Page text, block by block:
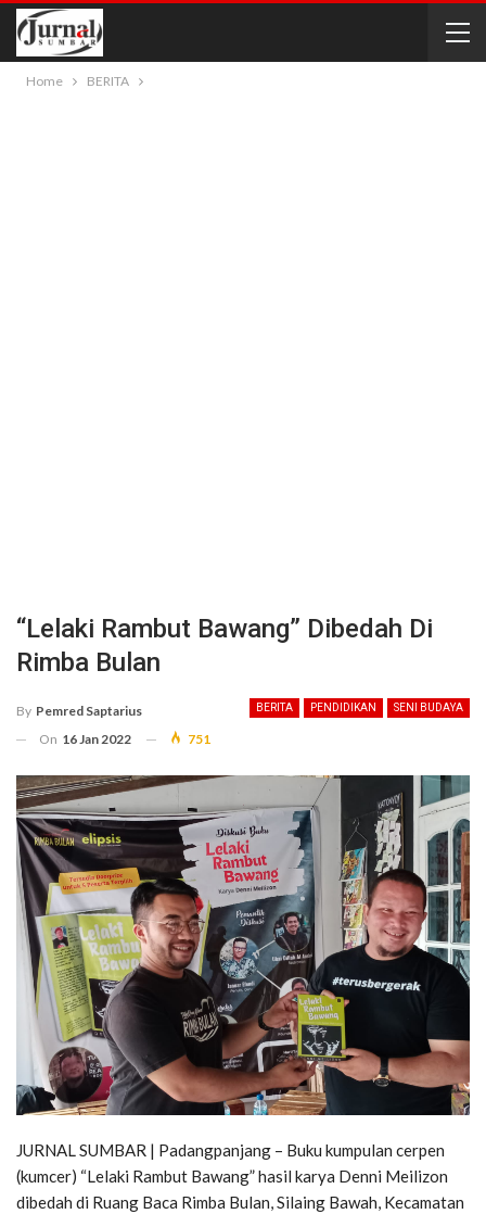
Home BERITA
“Lelaki Rambut Bawang” Dibedah Di
Rimba Bulan
BERITA PENDIDIKAN SENI BUDAYA
By Pemred Saptarius
On 16 Jan 2022 751
JURNAL SUMBAR | Padangpanjang – Buku kumpulan cerpen
(kumcer) “Lelaki Rambut Bawang” hasil karya Denni Meilizon
dibedah di Ruang Baca Rimba Bulan, Silaing Bawah, Kecamatan